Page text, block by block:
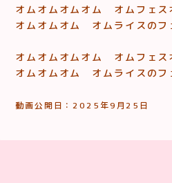
オムオムオムオム オムフェス
オムオムオム オムライスのフ
オムオムオムオム オムフェス
オムオムオム オムライスのフ
動画公開日：2025年9月25日